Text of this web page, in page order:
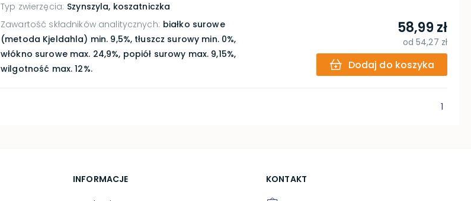
Typ zwierzęcia: Szynszyla, koszatniczka
Zawartość składników analitycznych: białko surowe
(metoda Kjeldahla) min. 9,5%, tłuszcz surowy min. 0%,
włókno surowe max. 24,9%, popiół surowy max. 9,15%,
wilgotność max. 12%.
58,99 zł
od54,27 zł
Dodaj do koszyka
1
INFORMACJE KONTAKT